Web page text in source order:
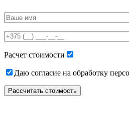
leave
field
Расчет стоимости
Даю согласие на обработку